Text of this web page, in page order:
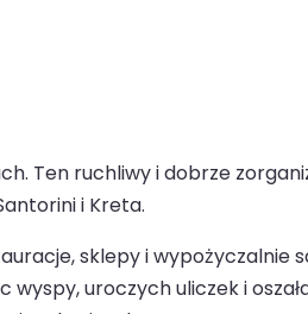
Ten ruchliwy i dobrze
i Kreta.
sklepy i wypożyczalnie
uroczych uliczek i